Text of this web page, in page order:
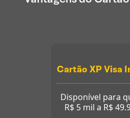
Cartão XP Visa
Disponível para
R$ 5 mil a R$